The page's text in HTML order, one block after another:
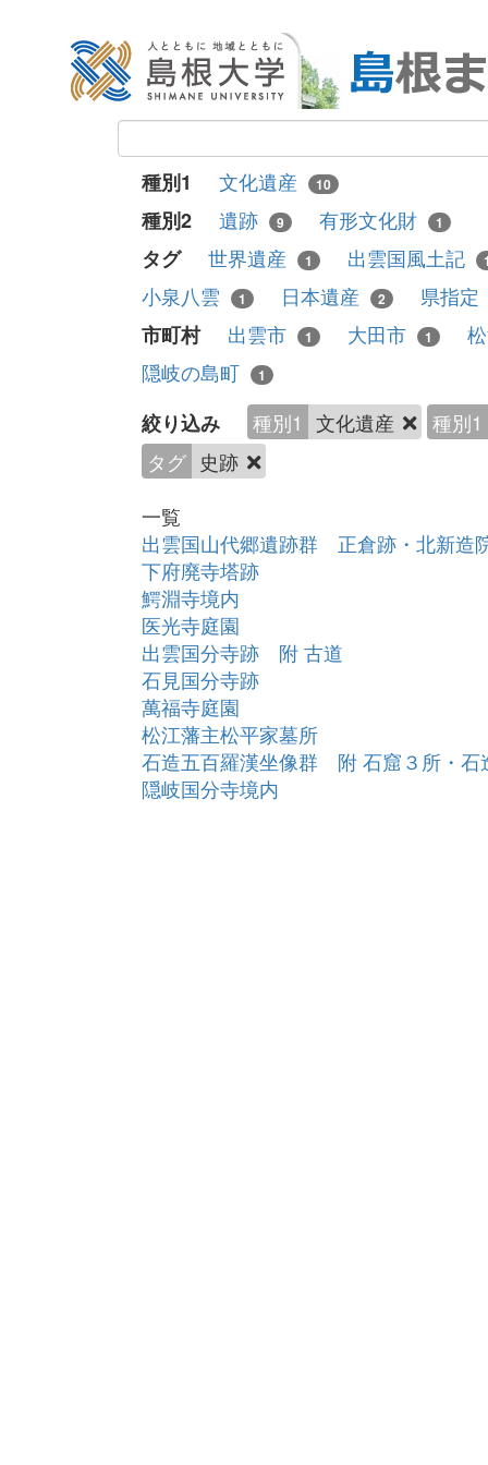
種別1 文化遺産 10
種別2 遺跡 9 有形文化財 1
タグ 世界遺産 1 出雲国風土記
小泉八雲 1 日本遺産 2
県指定
市町村
出雲市 1 大田市 1
隠岐の島町
1
絞り込み 種別1 文化遺産
種別1
タグ 史跡
一覧
出雲国山代郷遺跡群 正倉跡・北新造
下府廃寺塔跡
鰐淵寺境内
医光寺庭園
出雲国分寺跡 附 古道
石見国分寺跡
萬福寺庭園
松江藩主松平家墓所
石造五百羅漢坐像群 附 石窟３所・石
隠岐国分寺境内